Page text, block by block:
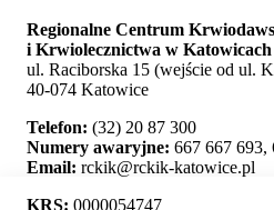
Regionalne Centrum
i Krwiolecznictwa w Katowicach
ul. Raciborska 15 (wejście od ul.
40-074 Katowice
Telefon: (32) 20 87 300
Numery awaryjne: 667 667 693,
Email: rckik@rckik-katowice.pl
KRS: 0000054747